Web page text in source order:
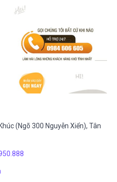
(Ngõ 300 Nguyễn Xiển), Tân